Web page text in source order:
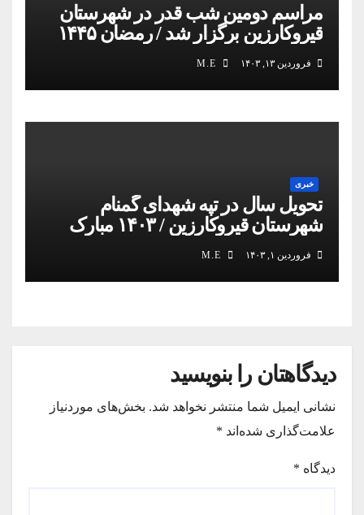
مراسم دومین شب قدر در شهرستان
قیروکارزین برگزار شد / رمضان ۱۴۴۵
فروردین ۱۳, ۱۴۰۳
خبری
تحویل سال در تپه شهدای گمنام
شهرستان قیروکارزین / ۱۴۰۳ مبارک
فروردین ۱, ۱۴۰۳
دیدگاهتان را بنویسید
نشانی ایمیل شما منتشر نخواهد شد. بخش‌های موردنیاز
علامت‌گذاری شده‌اند *
دیدگاه *